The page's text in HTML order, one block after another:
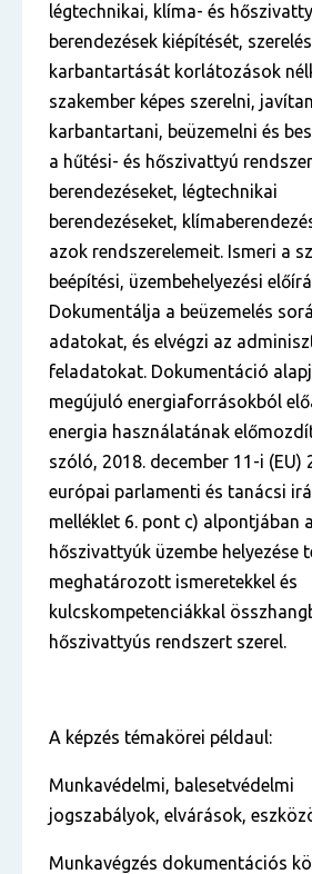
légtechnikai, klíma- és
berendezések kiépítését,
karbantartását korlátozások
szakember képes szerelni,
karbantartani, beüzemelni és
a hűtési- és hőszivattyú
berendezéseket, légtechnikai
berendezéseket,
azok rendszerelemeit. Ismeri a
beépítési, üzembehelyezési
Dokumentálja a beüzemelés
adatokat, és elvégzi az
feladatokat. Dokumentáció
megújuló energiaforrásokból
energia használatának
szóló, 2018. december 11-i (EU)
európai parlamenti és tanácsi
melléklet 6. pont c) alpontjában a
hőszivattyúk üzembe helyezése
meghatározott ismeretekkel és
kulcskompetenciákkal
hőszivattyús rendszert szerel.
A képzés témakörei példaul:
Munkavédelmi, balesetvédelmi
jogszabályok, elvárások,
Munkavégzés dokumentációs